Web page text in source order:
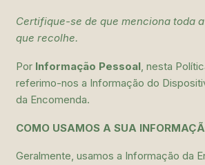
Certifique-se de que menciona toda
que recolhe.
Por Informação Pessoal, nesta
referimo-nos a Informação do
da Encomenda.
COMO USAMOS A SUA
Geralmente, usamos a Informação da